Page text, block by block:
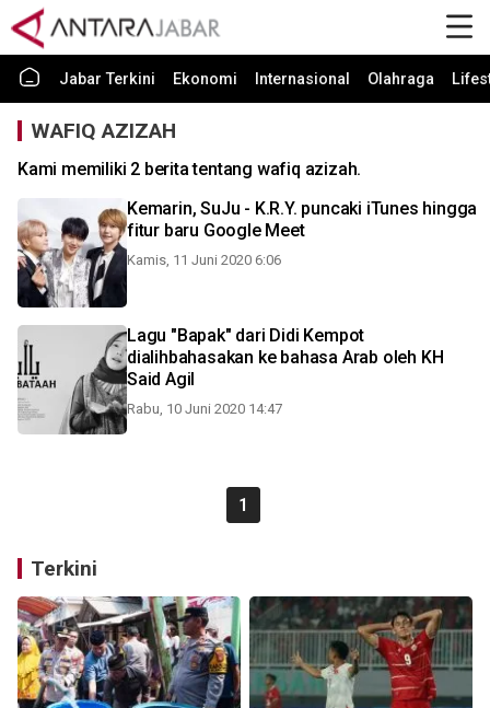
Jabar Terkini Ekonomi Internasional Olahraga
WAFIQ AZIZAH
Kami memiliki 2 berita tentang wafiq azizah.
Kemarin, SuJu - K.R.Y. puncaki iTunes hingga
fitur baru Google Meet
Kamis, 11 Juni 2020 6:06
Lagu "Bapak" dari Didi Kempot
dialihbahasakan ke bahasa Arab oleh KH
Said Agil
Rabu, 10 Juni 2020 14:47
1
Terkini